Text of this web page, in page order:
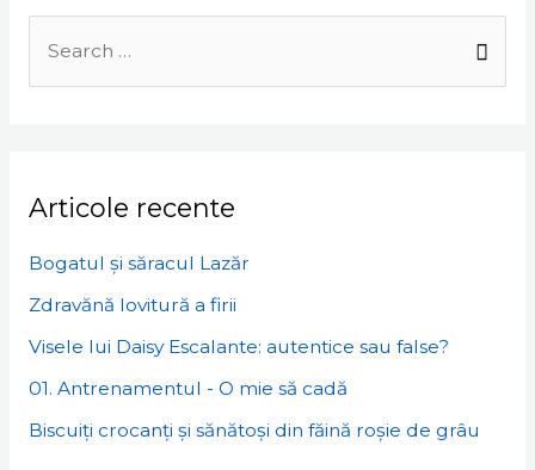
Search
for:
Articole recente
Bogatul și săracul Lazăr
Zdravănă lovitură a firii
Visele lui Daisy Escalante: autentice sau false?
01. Antrenamentul - O mie să cadă
Biscuiți crocanți și sănătoși din făină roșie de grâu